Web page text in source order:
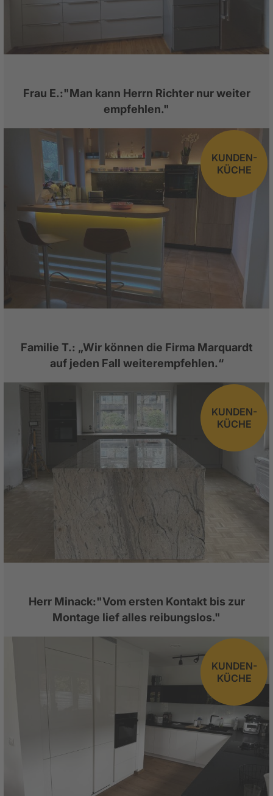
Frau E.:"Man kann Herrn Richter nur weiter
empfehlen."
KUNDEN-
KÜCHE
Familie T.: „Wir können die Firma Marquardt
auf jeden Fall weiterempfehlen.“
KUNDEN-
KÜCHE
Herr Minack:"Vom ersten Kontakt bis zur
Montage lief alles reibungslos."
KUNDEN-
KÜCHE